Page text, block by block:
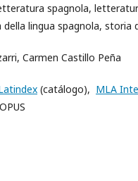
spagnola,
lingua spagnola,
Carmen Castillo Peña
(catálogo), MLA